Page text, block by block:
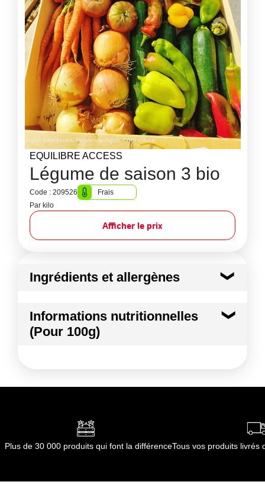
EQUILIBRE ACCESS
Légume de saison 3 bio
Code : 209526
Frais
Par kilo
Afficher le prix
Ingrédients et allergènes
Légumes
Conformément aux informations transmises
Informations nutritionnelles
(Pour 100g)
Kilojoules 110 kj
dont Acides gras saturés 0.23 g
Plus de 30 000 produits qui font la différenceTous vos produits livrés